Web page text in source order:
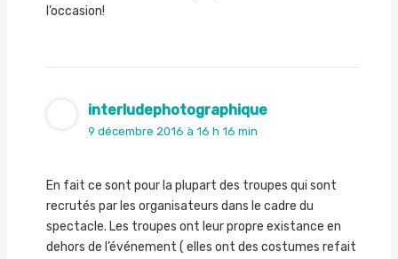
l’occasion!
interludephotographique
9 décembre 2016 à 16 h 16 min
En fait ce sont pour la plupart des troupes qui sont
recrutés par les organisateurs dans le cadre du
spectacle. Les troupes ont leur propre existance en
dehors de l’événement ( elles ont des costumes refait